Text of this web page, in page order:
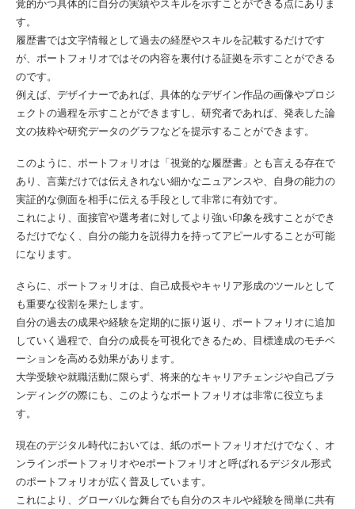
覚的かつ具体的に自分の実績やスキルを示すことができる点にありま
す。
履歴書では文字情報として過去の経歴やスキルを記載するだけです
が、ポートフォリオではその内容を裏付ける証拠を示すことができる
のです。
例えば、デザイナーであれば、具体的なデザイン作品の画像やプロジ
ェクトの過程を示すことができますし、研究者であれば、発表した論
文の抜粋や研究データのグラフなどを提示することができます。
このように、ポートフォリオは「視覚的な履歴書」とも言える存在で
あり、言葉だけでは伝えきれない細かなニュアンスや、自身の能力の
実証的な側面を相手に伝える手段として非常に有効です。
これにより、面接官や選考者に対してより強い印象を残すことができ
るだけでなく、自分の能力を説得力を持ってアピールすることが可能
になります。
さらに、ポートフォリオは、自己成長やキャリア形成のツールとして
も重要な役割を果たします。
自分の過去の成果や経験を定期的に振り返り、ポートフォリオに追加
していく過程で、自分の成長を可視化できるため、目標達成のモチベ
ーションを高める効果があります。
大学受験や就職活動に限らず、将来的なキャリアチェンジや自己ブラ
ンディングの際にも、このようなポートフォリオは非常に役立ちま
す。
現在のデジタル時代においては、紙のポートフォリオだけでなく、オ
ンラインポートフォリオやeポートフォリオと呼ばれるデジタル形式
のポートフォリオが広く普及しています。
これにより、グローバルな舞台でも自分のスキルや経験を簡単に共有